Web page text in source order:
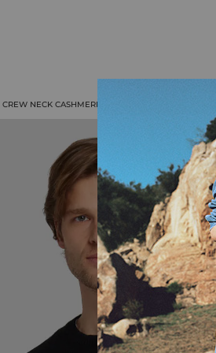
CREW NECK CASHMERE WOOL 7 BLACK